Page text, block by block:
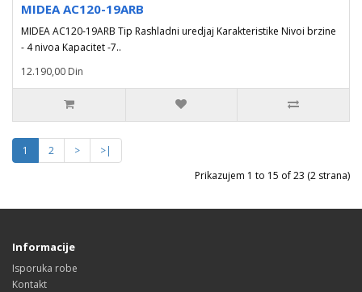
MIDEA AC120-19ARB
MIDEA AC120-19ARB Tip Rashladni uredjaj Karakteristike Nivoi brzine
- 4 nivoa Kapacitet -7..
12.190,00 Din
1 2 >
>|
Prikazujem 1 to 15 of 23 (2 strana)
Informacije
Isporuka robe
Kontakt